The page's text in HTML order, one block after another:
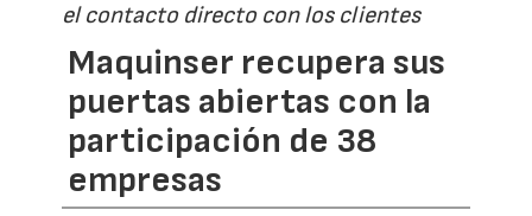
el contacto directo con los clientes
Maquinser recupera sus
puertas abiertas con la
participación de 38
empresas